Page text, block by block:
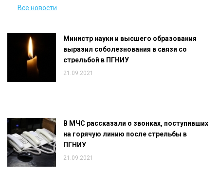
Все новости
Министр науки и высшего образования
выразил соболезнования в связи со
стрельбой в ПГНИУ
21.09.2021
В МЧС рассказали о звонках, поступивших
на горячую линию после стрельбы в
ПГНИУ
21.09.2021